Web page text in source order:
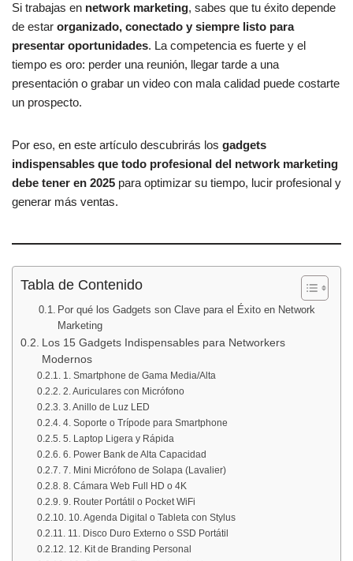
c
e
b
o
k
at
s
A
p
m
p
ar
tir
Si trabajas en network marketing, sabes que tu éxito depende
de estar organizado, conectado y siempre listo para
presentar oportunidades. La competencia es fuerte y el
tiempo es oro: perder una reunión, llegar tarde a una
presentación o grabar un video con mala calidad puede costarte
un prospecto.
Por eso, en este artículo descubrirás los gadgets
indispensables que todo profesional del network marketing
debe tener en 2025 para optimizar su tiempo, lucir profesional y
generar más ventas.
Tabla de Contenido
Por qué los Gadgets son Clave para el Éxito en Network
Marketing
Los 15 Gadgets Indispensables para Networkers
Modernos
1. Smartphone de Gama Media/Alta
2. Auriculares con Micrófono
3. Anillo de Luz LED
4. Soporte o Trípode para Smartphone
5. Laptop Ligera y Rápida
6. Power Bank de Alta Capacidad
7. Mini Micrófono de Solapa (Lavalier)
8. Cámara Web Full HD o 4K
9. Router Portátil o Pocket WiFi
10. Agenda Digital o Tableta con Stylus
11. Disco Duro Externo o SSD Portátil
12. Kit de Branding Personal